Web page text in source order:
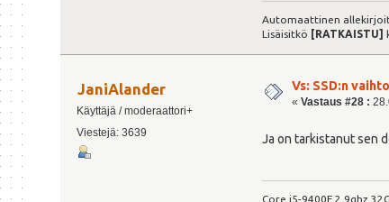
Automaattinen
Lisäisitkö [RATKAISTU]
JaniAlander
Käyttäjä / moderaattori+
Viestejä: 3639
Vs: SSD:n
«Vastaus #28 :
Ja on tarkistanut sen
Core i5-9400F 2.9ghz